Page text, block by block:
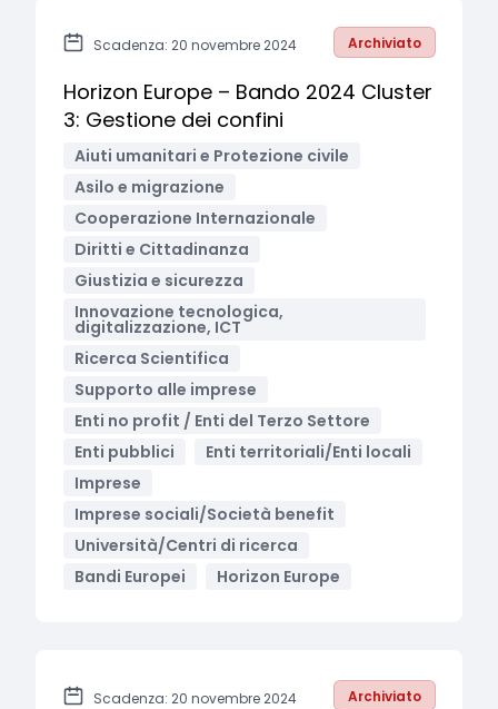
Scadenza: 20 novembre 2024 Archiviato
Horizon Europe – Bando 2024 Cluster
3: Gestione dei confini
Aiuti umanitari e Protezione civile
Asilo e migrazione
Cooperazione Internazionale
Diritti e Cittadinanza
Giustizia e sicurezza
Innovazione tecnologica,
digitalizzazione, ICT
Ricerca Scientifica
Supporto alle imprese
Enti no profit / Enti del Terzo Settore
Enti pubblici
Enti territoriali/Enti locali
Imprese
Imprese sociali/Società benefit
Università/Centri di ricerca
Bandi Europei
Horizon Europe
Scadenza: 20 novembre 2024 Archiviato